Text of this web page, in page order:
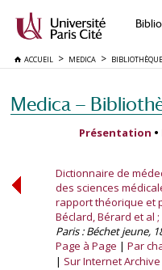
ACCUEIL MEDICA
Medica —
Présentation •
Dictionnaire de
des sciences
rapport théorique et
Béclard, Bérard et al
Paris : Béchet jeune,
Page à Page
Par
Sur Internet Archive